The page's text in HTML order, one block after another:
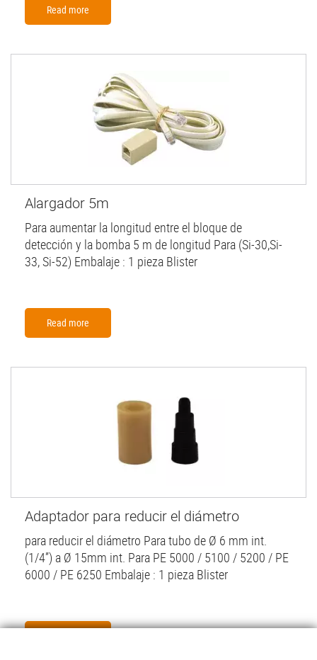
Read more
Alargador 5m
Para aumentar la longitud entre el bloque de
detección y la bomba 5 m de longitud Para (Si-30,Si-
33, Si-52) Embalaje : 1 pieza Blister
Read more
Adaptador para reducir el diámetro
para reducir el diámetro Para tubo de Ø 6 mm int.
(1/4”) a Ø 15mm int. Para PE 5000 / 5100 / 5200 / PE
6000 / PE 6250 Embalaje : 1 pieza Blister